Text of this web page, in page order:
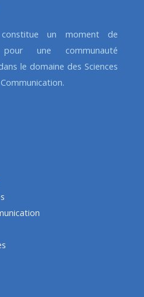
un moment de
une communauté
le domaine des Sciences